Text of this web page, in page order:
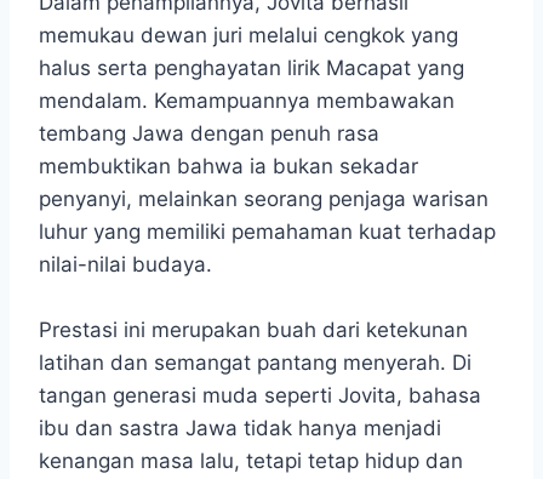
memukau dewan juri melalui cengkok yang
halus serta penghayatan lirik Macapat yang
mendalam. Kemampuannya membawakan
tembang Jawa dengan penuh rasa
membuktikan bahwa ia bukan sekadar
penyanyi, melainkan seorang penjaga warisan
luhur yang memiliki pemahaman kuat terhadap
nilai-nilai budaya.
Prestasi ini merupakan buah dari ketekunan
latihan dan semangat pantang menyerah. Di
tangan generasi muda seperti Jovita, bahasa
ibu dan sastra Jawa tidak hanya menjadi
kenangan masa lalu, tetapi tetap hidup dan